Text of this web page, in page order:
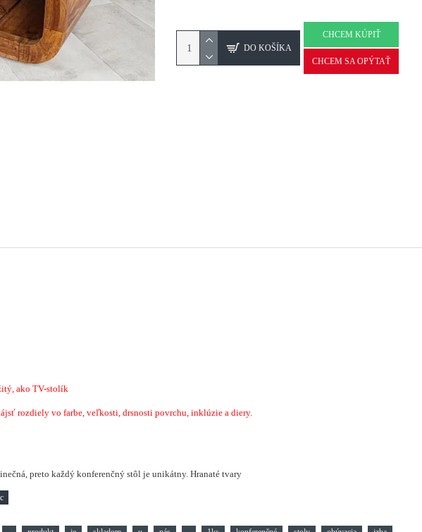
DO KOŠÍKA
CHCEM KÚPIŤ
CHCEM SA OPÝTAŤ
ako TV-stolík
rozdiely vo farbe, veľkosti, drsnosti povrchu, inklúzie a diery.
preto každý konferenčný stôl je unikátny. Hranaté tvary